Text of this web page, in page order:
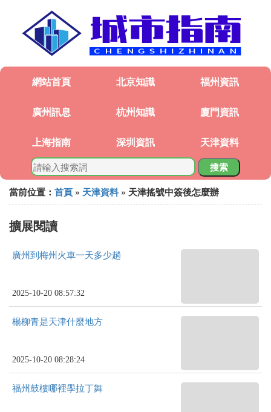
網站首頁 北京知識 福州資訊
廣州訊息 杭州知識 廈門資訊
上海指南 深圳資訊 天津資料
搜索
當前位置： 首頁 » 天津資料 » 天津搖號中簽後怎麼辦
擴展閱讀
廣州到梅州火車一天多少趟
2025-10-20 08:57:32
楊柳青是天津什麼地方
2025-10-20 08:28:24
福州鼓樓哪裡學拉丁舞